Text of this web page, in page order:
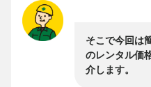
そこで今回は
のレンタル価
介します。